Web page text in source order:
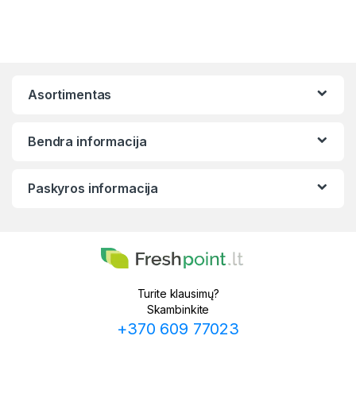
Asortimentas
Bendra informacija
Paskyros informacija
Turite klausimų?
Skambinkite
+370 609 77023